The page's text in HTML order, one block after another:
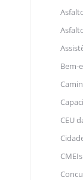
Bem-
CEU
CMEIs